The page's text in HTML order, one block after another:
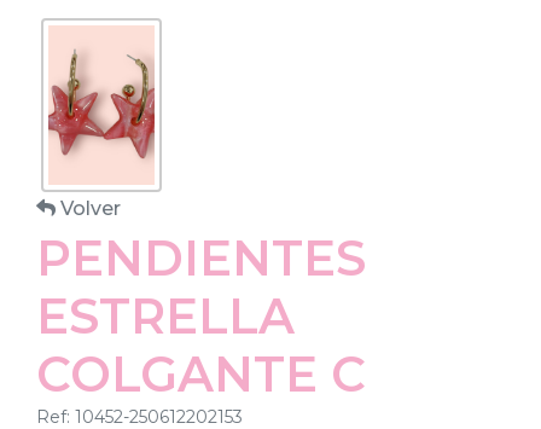
Volver
PENDIENTES
ESTRELLA
COLGANTE C
Ref: 10452-250612202153